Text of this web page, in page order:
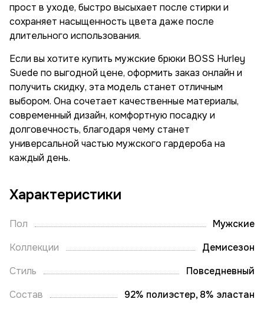
прост в уходе, быстро высыхает после стирки и
сохраняет насыщенность цвета даже после
длительного использования.
Если вы хотите купить мужские брюки BOSS Hurley
Suede по выгодной цене, оформить заказ онлайн и
получить скидку, эта модель станет отличным
выбором. Она сочетает качественные материалы,
современный дизайн, комфортную посадку и
долговечность, благодаря чему станет
универсальной частью мужского гардероба на
каждый день.
Характеристики
Пол
Мужские
Коллекции
Демисезон
Стиль
Повседневный
Состав
92% полиэстер, 8% эластан